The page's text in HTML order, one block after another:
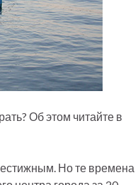
Об этом читайте в
Но те времена